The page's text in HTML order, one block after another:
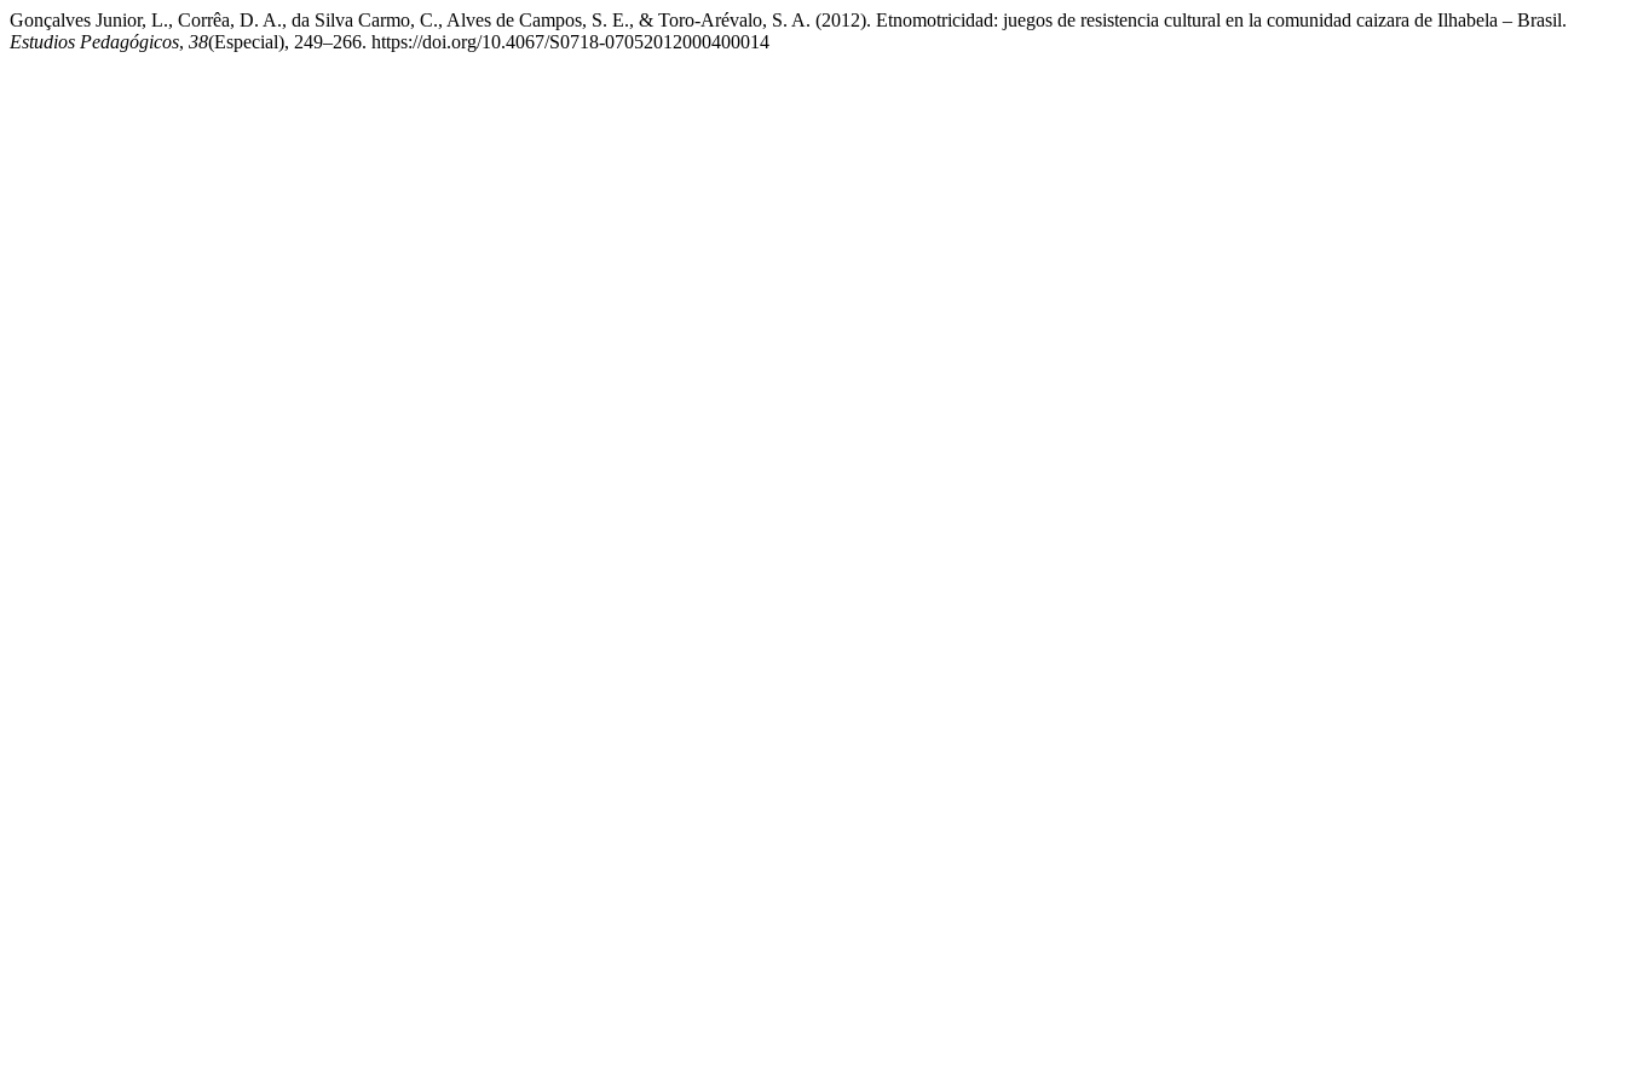
Gonçalves Junior, L., Corrêa, D. A., da Silva Carmo, C., Alves de Campos, S. E., & Toro-Arévalo, S. A. (2012). Etnomotricidad: juegos de resistencia cultural en la comunidad caizara de Ilhabela – Brasil.
Estudios Pedagógicos, 38(Especial), 249–266. https://doi.org/10.4067/S0718-07052012000400014